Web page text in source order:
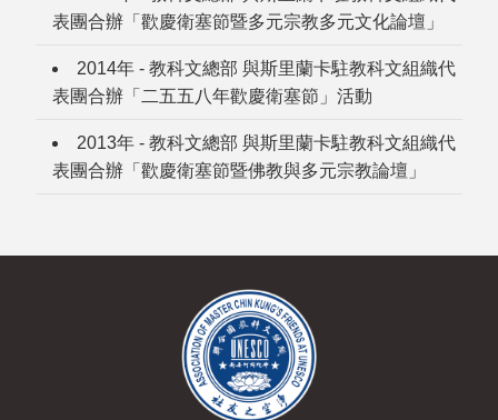
表團合辦「歡慶衛塞節暨多元宗教多元文化論壇」
2014年 - 教科文總部 與斯里蘭卡駐教科文組織代
表團合辦「二五五八年歡慶衛塞節」活動
2013年 - 教科文總部 與斯里蘭卡駐教科文組織代
表團合辦「歡慶衛塞節暨佛教與多元宗教論壇」